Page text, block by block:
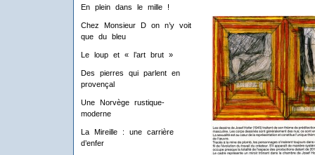
En plein dans le mille !
Chez Monsieur D on n’y voit
que du bleu
Le loup et « l’art brut »
Des pierres qui parlent en
provençal
Une Norvège rustique-
moderne
La Mireille : une carrière
d’enfer